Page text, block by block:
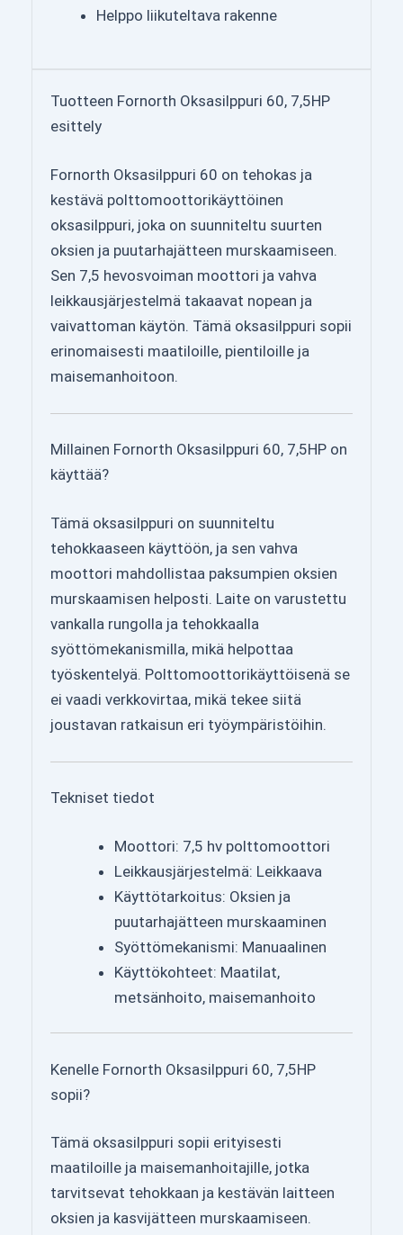
Helppo liikuteltava rakenne
Tuotteen Fornorth Oksasilppuri 60, 7,5HP
esittely
Fornorth Oksasilppuri 60 on tehokas ja
kestävä polttomoottorikäyttöinen
oksasilppuri, joka on suunniteltu suurten
oksien ja puutarhajätteen murskaamiseen.
Sen 7,5 hevosvoiman moottori ja vahva
leikkausjärjestelmä takaavat nopean ja
vaivattoman käytön. Tämä oksasilppuri sopii
erinomaisesti maatiloille, pientiloille ja
maisemanhoitoon.
Millainen Fornorth Oksasilppuri 60, 7,5HP on
käyttää?
Tämä oksasilppuri on suunniteltu
tehokkaaseen käyttöön, ja sen vahva
moottori mahdollistaa paksumpien oksien
murskaamisen helposti. Laite on varustettu
vankalla rungolla ja tehokkaalla
syöttömekanismilla, mikä helpottaa
työskentelyä. Polttomoottorikäyttöisenä se
ei vaadi verkkovirtaa, mikä tekee siitä
joustavan ratkaisun eri työympäristöihin.
Tekniset tiedot
Moottori: 7,5 hv polttomoottori
Leikkausjärjestelmä: Leikkaava
Käyttötarkoitus: Oksien ja
puutarhajätteen murskaaminen
Syöttömekanismi: Manuaalinen
Käyttökohteet: Maatilat,
metsänhoito, maisemanhoito
Kenelle Fornorth Oksasilppuri 60, 7,5HP
sopii?
Tämä oksasilppuri sopii erityisesti
maatiloille ja maisemanhoitajille, jotka
tarvitsevat tehokkaan ja kestävän laitteen
oksien ja kasvijätteen murskaamiseen.